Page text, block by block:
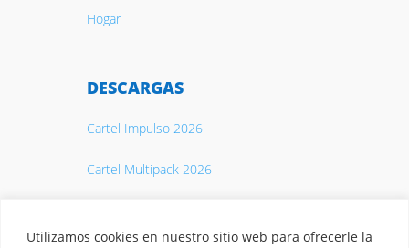
Utilizamos cookies en nuestro sitio web para ofrecerle la
Hogar
DESCARGAS
Cartel Impulso 2026
Cartel Multipack 2026